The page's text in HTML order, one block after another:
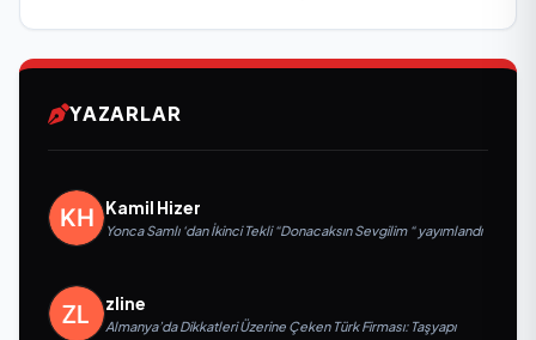
YAZARLAR
Kamil Hizer
Yonca Samlı ‘dan İkinci Tekli “Donacaksın Sevgilim “ yayımlandı
zline
Almanya’da Dikkatleri Üzerine Çeken Türk Firması: Taşyapı